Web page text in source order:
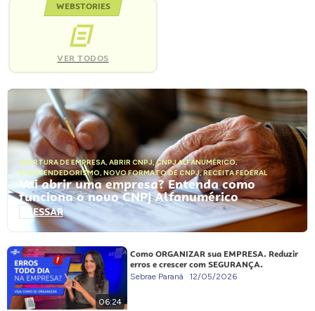
WEBSTORIES
VER TODOS
ABERTURA DE EMPRESA, ABRIR CNPJ,CNPJ ALFANUMÉRICO,
EMPREENDEDORISMO, NOVO FORMATO DE CNPJ,RECEITA FEDERAL
Vai abrir uma empresa? Entenda como
funciona o novo CNPJ Alfanumérico
ACESSAR
06:24
Como ORGANIZAR sua EMPRESA. Reduzir
erros e crescer com SEGURANÇA.
Sebrae Paraná 12/05/2026